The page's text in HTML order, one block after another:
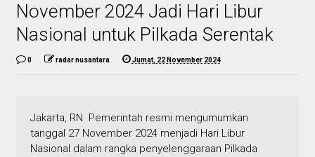
November 2024 Jadi Hari Libur
Nasional untuk Pilkada Serentak
0 radar nusantara Jumat, 22 November 2024
Jakarta, RN Pemerintah resmi mengumumkan
tanggal 27 November 2024 menjadi Hari Libur
Nasional dalam rangka penyelenggaraan Pilkada